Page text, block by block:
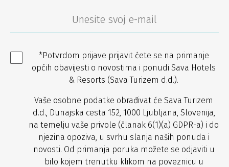
*Potvrdom prijave prijavit ćete se na primanje
općih obavijesti o novostima i ponudi Sava Hotels
& Resorts (Sava Turizem d.d.).
Vaše osobne podatke obrađivat će Sava Turizem
d.d., Dunajska cesta 152, 1000 Ljubljana, Slovenija,
na temelju vaše privole (članak 6(1)(a) GDPR-a) i do
njezina opoziva, u svrhu slanja naših ponuda i
novosti. Od primanja poruka možete se odjaviti u
bilo kojem trenutku klikom na poveznicu u